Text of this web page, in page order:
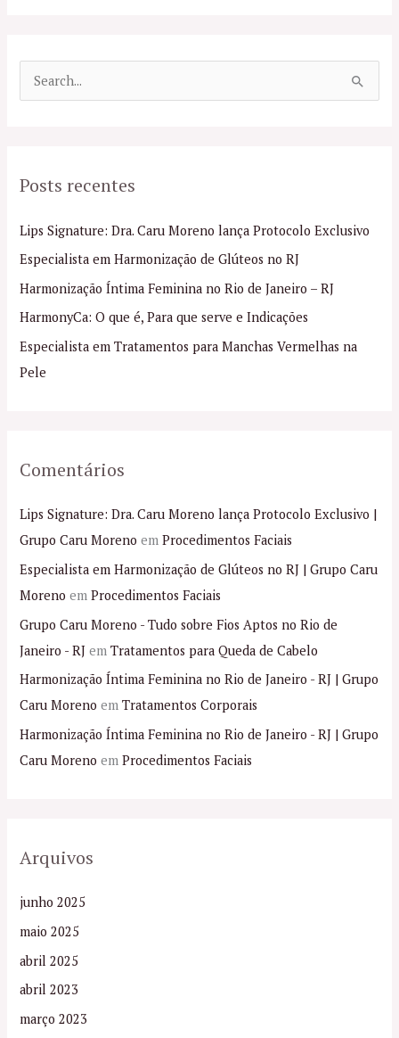
u
s
a
r
p
o
r
Posts recentes
Lips Signature: Dra. Caru Moreno lança Protocolo Exclusivo
Especialista em Harmonização de Glúteos no RJ
Harmonização Íntima Feminina no Rio de Janeiro – RJ
HarmonyCa: O que é, Para que serve e Indicações
Especialista em Tratamentos para Manchas Vermelhas na
Pele
Comentários
Lips Signature: Dra. Caru Moreno lança Protocolo Exclusivo |
Grupo Caru Moreno emProcedimentos Faciais
Especialista em Harmonização de Glúteos no RJ | Grupo Caru
Moreno emProcedimentos Faciais
Grupo Caru Moreno - Tudo sobre Fios Aptos no Rio de
Janeiro - RJ emTratamentos para Queda de Cabelo
Harmonização Íntima Feminina no Rio de Janeiro - RJ | Grupo
Caru Moreno emTratamentos Corporais
Harmonização Íntima Feminina no Rio de Janeiro - RJ | Grupo
Caru Moreno emProcedimentos Faciais
Arquivos
junho 2025
maio 2025
abril 2025
abril 2023
março 2023